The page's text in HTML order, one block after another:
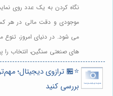
نگاه کردن به یک عدد روی
موجودی و دقت مالی در هر
می شود. در دنیای امروز، تنوع
های صنعتی سنگین، انتخاب
⭐️🏪 ترازوی دیجیتال؛
بررسی کنید